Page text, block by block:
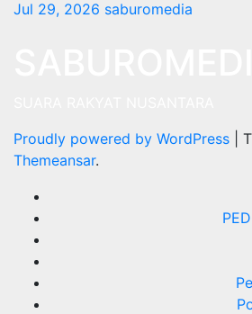
Jul 29, 2026 saburomedia
Proudly powered by WordPress
Themeansar.